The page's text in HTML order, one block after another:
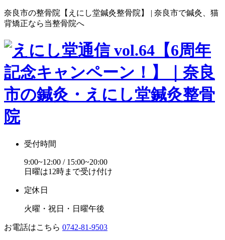
奈良市の整骨院【えにし堂鍼灸整骨院】 | 奈良市で鍼灸、猫
背矯正なら当整骨院へ
受付時間
9:00~12:00 / 15:00~20:00
日曜は12時まで受け付け
定休日
火曜・祝日・日曜午後
お電話はこちら 0742-81-9503